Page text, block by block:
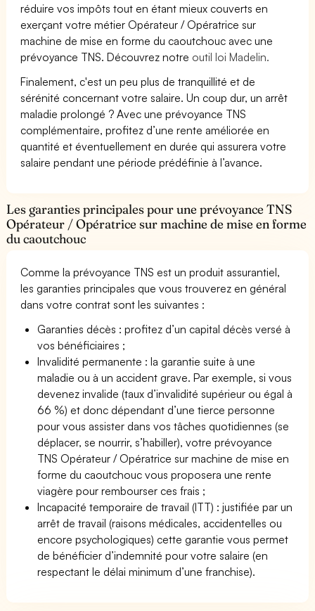
réduire vos impôts tout en étant mieux couverts en
exerçant votre métier Opérateur / Opératrice sur
machine de mise en forme du caoutchouc avec une
prévoyance TNS. Découvrez notre outil loi Madelin.
Finalement, c'est un peu plus de tranquillité et de
sérénité concernant votre salaire. Un coup dur, un arrêt
maladie prolongé ? Avec une prévoyance TNS
complémentaire, profitez d’une rente améliorée en
quantité et éventuellement en durée qui assurera votre
salaire pendant une période prédéfinie à l’avance.
Les garanties principales pour une prévoyance TNS
Opérateur / Opératrice sur machine de mise en forme
du caoutchouc
Comme la prévoyance TNS est un produit assurantiel,
les garanties principales que vous trouverez en général
dans votre contrat sont les suivantes :
Garanties décès : profitez d’un capital décès versé à
vos bénéficiaires ;
Invalidité permanente : la garantie suite à une
maladie ou à un accident grave. Par exemple, si vous
devenez invalide (taux d’invalidité supérieur ou égal à
66 %) et donc dépendant d’une tierce personne
pour vous assister dans vos tâches quotidiennes (se
déplacer, se nourrir, s’habiller), votre prévoyance
TNS Opérateur / Opératrice sur machine de mise en
forme du caoutchouc vous proposera une rente
viagère pour rembourser ces frais ;
Incapacité temporaire de travail (ITT) : justifiée par un
arrêt de travail (raisons médicales, accidentelles ou
encore psychologiques) cette garantie vous permet
de bénéficier d’indemnité pour votre salaire (en
respectant le délai minimum d’une franchise).